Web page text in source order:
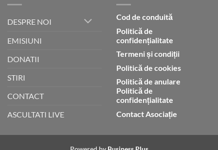
DESPRE NOI
EMISIUNI
DONATII
STIRI
CONTACT
ASCULTATI LIVE
Cod de conduită
Politică de
confidențialitate
Termeni și condiții
Politică de cookies
Politică de anulare
Politică de
confidențialitate
Contact Asociație